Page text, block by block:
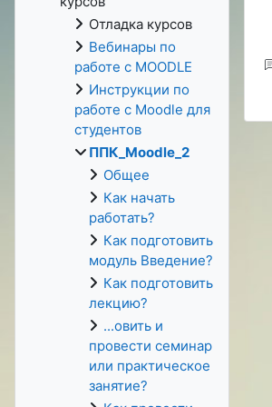
Отладка курсов
Вебинары по
работе с MOODLE
Инструкции по
работе с Moodle для
студентов
ППК_Moodle_2
Общее
Как начать
работать?
Как подготовить
модуль Введение?
Как подготовить
лекцию?
...овить и
провести семинар
или практическое
занятие?